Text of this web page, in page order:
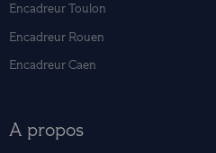
Encadreur Toulon
Encadreur Rouen
Encadreur Caen
A propos